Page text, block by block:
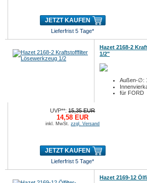
JETZT KAUFEN
Lieferfrist 5 Tage*
Hazet 2168-2
1/2"
Außen-∅:
für FORD
UVP**:15,35 EUR
14,58 EUR
inkl. MwSt.zzgl. Versand
JETZT KAUFEN
Lieferfrist 5 Tage*
Hazet 2169-12